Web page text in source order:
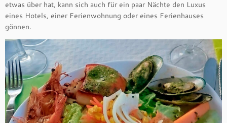
etwas über hat, kann sich auch für ein paar Nächte den Luxus
eines Hotels, einer Ferienwohnung oder eines Ferienhauses
gönnen.